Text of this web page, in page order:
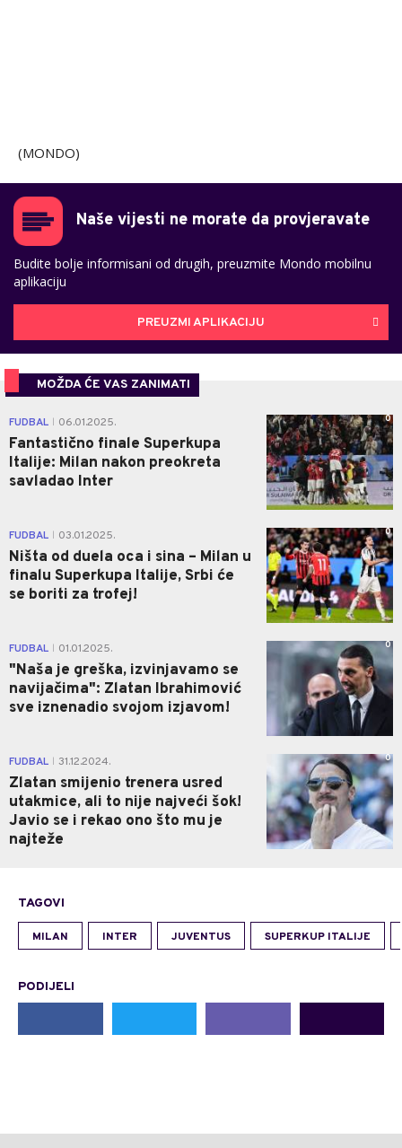
(MONDO)
Naše vijesti ne morate da provjeravate
Budite bolje informisani od drugih, preuzmite Mondo mobilnu
aplikaciju
PREUZMI APLIKACIJU
MOŽDA ĆE VAS ZANIMATI
FUDBAL 06.01.2025.
Fantastično finale Superkupa
Italije: Milan nakon preokreta
savladao Inter
0
FUDBAL 03.01.2025.
Ništa od duela oca i sina – Milan u
finalu Superkupa Italije, Srbi će
se boriti za trofej!
0
FUDBAL 01.01.2025.
"Naša je greška, izvinjavamo se
navijačima": Zlatan Ibrahimović
sve iznenadio svojom izjavom!
0
FUDBAL 31.12.2024.
Zlatan smijenio trenera usred
utakmice, ali to nije najveći šok!
Javio se i rekao ono što mu je
najteže
0
TAGOVI
MILAN INTER JUVENTUS SUPERKUP ITALIJE
PODIJELI